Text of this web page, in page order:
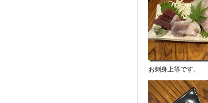
お刺身上等です。